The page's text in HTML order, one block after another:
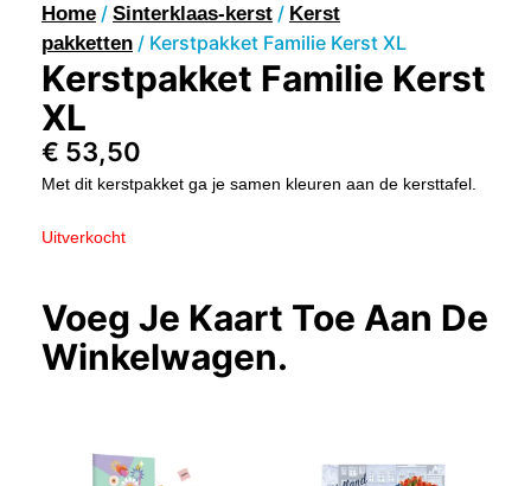
Home / Sinterklaas-kerst / Kerst
pakketten / Kerstpakket Familie Kerst XL
Kerstpakket Familie Kerst
XL
€ 53,50
Met dit kerstpakket ga je samen kleuren aan de kersttafel.
Uitverkocht
Voeg Je Kaart Toe Aan De
Winkelwagen.